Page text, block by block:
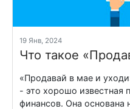
19 Янв, 2024
Что такое
«Продавай в мае и
- это хорошо известная
финансов. Она основана